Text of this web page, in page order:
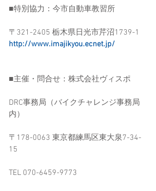
■特別協力：今市自動車教習所
〒321-2405 栃木県日光市芹沼1739-1
http://www.imajikyou.ecnet.jp/
■主催・問合せ：株式会社ヴィスポ
DRC事務局（バイクチャレンジ事務局
内）
〒178-0063 東京都練馬区東大泉7-34-
15
TEL 070-6459-9773